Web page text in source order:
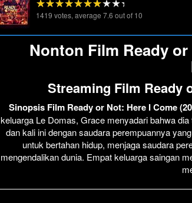
1419 votes, average 7.6 out of 10
Nonton Film Ready
Streaming Film Ready
Sinopsis Film Ready or Not: Here I Come
keluarga Le Domas, Grace menyadari bahwa
dan kali ini dengan saudara perempuannya
untuk bertahan hidup, menjaga saudara
mengendalikan dunia. Empat keluarga saingan